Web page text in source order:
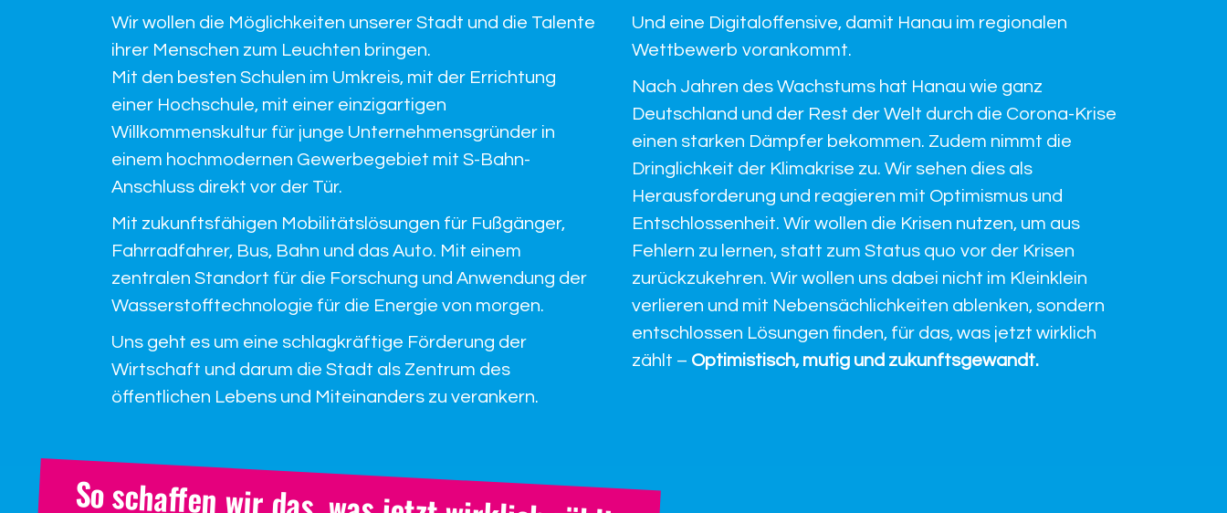
Wir wollen die Möglichkeiten unserer Stadt und die Talente
ihrer Menschen zum Leuchten bringen.
Mit den besten Schulen im Umkreis, mit der Errichtung
einer Hochschule, mit einer einzigartigen
Willkommenskultur für junge Unternehmensgründer in
einem hochmodernen Gewerbegebiet mit S-Bahn-
Anschluss direkt vor der Tür.
Mit zukunftsfähigen Mobilitätslösungen für Fußgänger,
Fahrradfahrer, Bus, Bahn und das Auto. Mit einem
zentralen Standort für die Forschung und Anwendung der
Wasserstofftechnologie für die Energie von morgen.
Uns geht es um eine schlagkräftige Förderung der
Wirtschaft und darum die Stadt als Zentrum des
öffentlichen Lebens und Miteinanders zu verankern.
Und eine Digitaloffensive, damit Hanau im regionalen
Wettbewerb vorankommt.
Nach Jahren des Wachstums hat Hanau wie ganz
Deutschland und der Rest der Welt durch die Corona-Krise
einen starken Dämpfer bekommen. Zudem nimmt die
Dringlichkeit der Klimakrise zu. Wir sehen dies als
Herausforderung und reagieren mit Optimismus und
Entschlossenheit. Wir wollen die Krisen nutzen, um aus
Fehlern zu lernen, statt zum Status quo vor der Krisen
zurückzukehren. Wir wollen uns dabei nicht im Kleinklein
verlieren und mit Nebensächlichkeiten ablenken, sondern
entschlossen Lösungen finden, für das, was jetzt wirklich
zählt – Optimistisch, mutig und zukunftsgewandt.